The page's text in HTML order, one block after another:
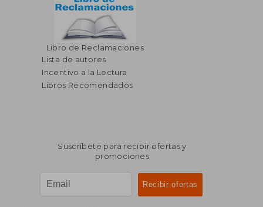
Libro de Reclamaciones
Lista de autores
Incentivo a la Lectura
Libros Recomendados
Suscríbete para recibir ofertas y
promociones